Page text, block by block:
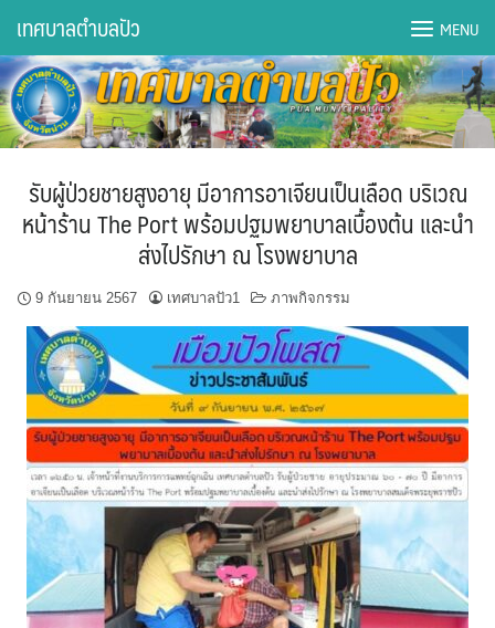
content
DWQA Ask Question
DWQA Questions
กองการศึกษา
กองช่าง
กองยุทธศาสตร์และงบประมาณ
กองสาธารณสุขฯ
การเปิดเผยข้อมูลข่าวสารปี 2566 integrity transparency
assessment ITA2023
ข้อกำหนดการใช้งาน
เทศบาลตำบลปัว MENU
รับผู้ป่วยชายสูงอายุ มีอาการอาเจียนเป็นเลือด บริเวณ
หน้าร้าน The Port พร้อมปฐมพยาบาลเบื้องต้น และนำ
ส่งไปรักษา ณ โรงพยาบาล
9 กันยายน 2567 เทศบาลปัว1 ภาพกิจกรรม